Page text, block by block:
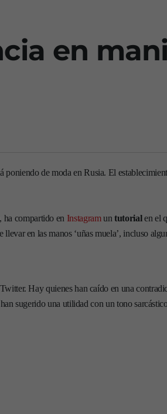
en
poniendo de moda en Rusia. El
, ha compartido en Instagramuntutorialen el
en las manos ‘uñas muela’, incluso
Hay quienes han caído en una
sugerido una utilidad con un tono